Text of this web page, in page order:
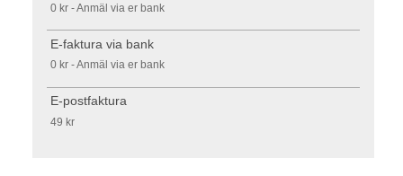
0 kr - Anmäl via er bank
E-faktura via bank
0 kr - Anmäl via er bank
E-postfaktura
49 kr